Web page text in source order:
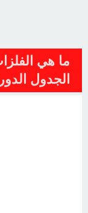
ما هي
الجدول